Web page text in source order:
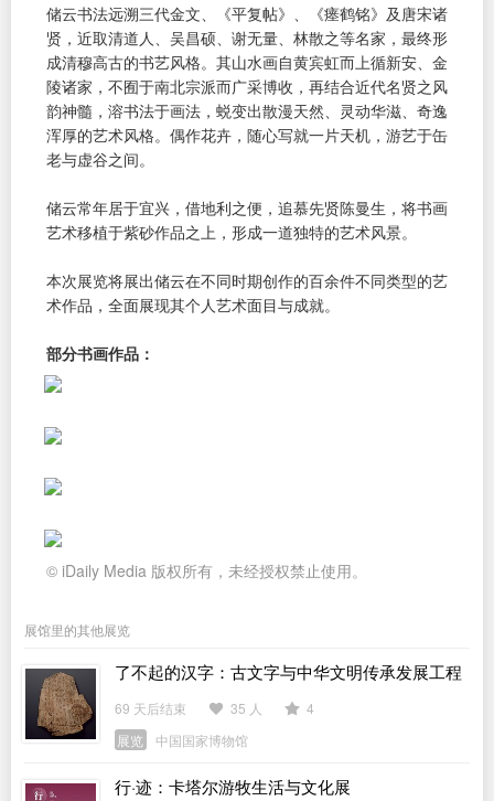
储云书法远溯三代金文、《平复帖》、《瘗鹤铭》及唐宋诸
贤，近取清道人、吴昌硕、谢无量、林散之等名家，最终形
成清穆高古的书艺风格。其山水画自黄宾虹而上循新安、金
陵诸家，不囿于南北宗派而广采博收，再结合近代名贤之风
韵神髓，溶书法于画法，蜕变出散漫天然、灵动华滋、奇逸
浑厚的艺术风格。偶作花卉，随心写就一片天机，游艺于缶
老与虚谷之间。
储云常年居于宜兴，借地利之便，追慕先贤陈曼生，将书画
艺术移植于紫砂作品之上，形成一道独特的艺术风景。
本次展览将展出储云在不同时期创作的百余件不同类型的艺
术作品，全面展现其个人艺术面目与成就。
部分书画作品：
© iDaily Media 版权所有，未经授权禁止使用。
展馆里的其他展览
了不起的汉字：古文字与中华文明传承发展工程
「十四五」成果展
69 天后结束 35 人
4
展览
中国国家博物馆
行·迹：卡塔尔游牧生活与文化展